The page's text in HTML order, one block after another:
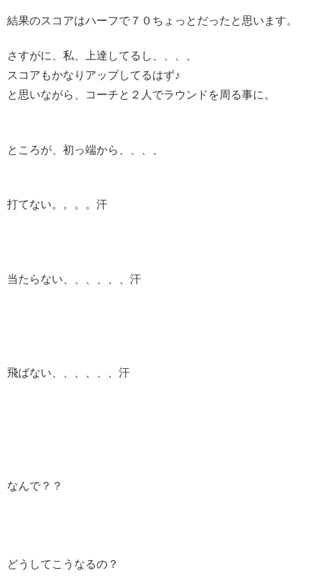
結果のスコアはハーフで７０ちょっとだったと思います。
さすがに、私、上達してるし、、、、
スコアもかなりアップしてるはず♪
と思いながら、コーチと２人でラウンドを周る事に。
ところが、初っ端から、、、、
打てない。。。。汗
当たらない、、、、、、汗
飛ばない、、、、、、汗
なんで？？
どうしてこうなるの？